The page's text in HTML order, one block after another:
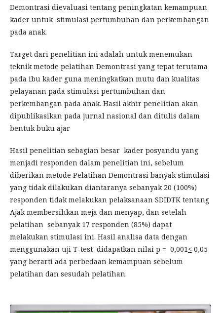
Demontrasi dievaluasi tentang peningkatan kemampuan
kader untuk stimulasi pertumbuhan dan perkembangan
pada anak.
Target dari penelitian ini adalah untuk menemukan
teknik metode pelatihan Demontrasi yang tepat terutama
pada ibu kader guna meningkatkan mutu dan kualitas
pelayanan pada stimulasi pertumbuhan dan
perkembangan pada anak. Hasil akhir penelitian akan
dipublikasikan pada jurnal nasional dan ditulis dalam
bentuk buku ajar
Hasil penelitian sebagian besar kader posyandu yang
menjadi responden dalam penelitian ini, sebelum
diberikan metode Pelatihan Demontrasi banyak stimulasi
yang tidak dilakukan diantaranya sebanyak 20 (100%)
responden tidak melakukan pelaksanaan SDIDTK tentang
Ajak membersihkan meja dan menyap, dan setelah
pelatihan sebanyak 17 responden (85%) dapat
melakukan stimulasi ini. Hasil analisa data dengan
menggunakan uji T-test didapatkan nilai p = 0,001< 0,05
yang berarti ada perbedaan kemampuan sebelum
pelatihan dan sesudah pelatihan.